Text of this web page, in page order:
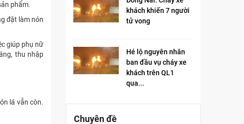
phẩm.
đặt làm nón
giúp phụ nữ
thu nhập
lá vẫn còn.
khách khiến 7 người
tử vong​
Hé lộ nguyên nhân
ban đầu vụ cháy xe
khách trên QL1
qua...
Chuyên đề